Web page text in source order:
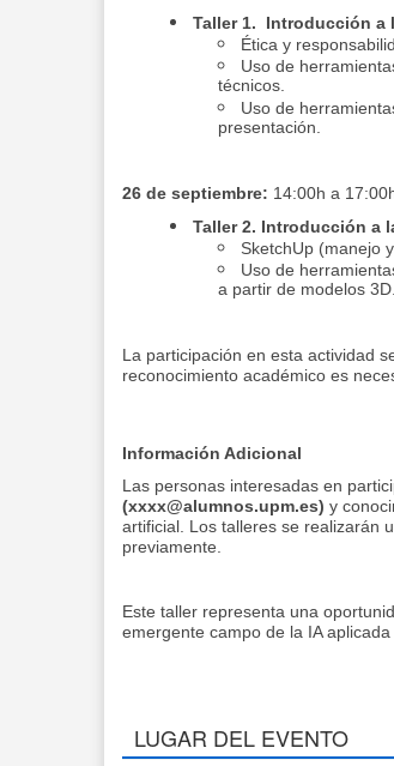
Taller 1. Introducción a
Ética y
Uso de
técnicos.
Uso de
presentación.
26 de septiembre: 14:00h a
Taller 2. Introducción a
SketchUp (manejo
Uso de
a partir de modelos 3D.
La participación en esta actividad
reconocimiento académico es
Información Adicional
Las personas interesadas en
(xxxx@alumnos.upm.es) y
artificial. Los talleres se realizarán
previamente.
Este taller representa una
emergente campo de la IA aplicada
LUGAR DEL EVENTO